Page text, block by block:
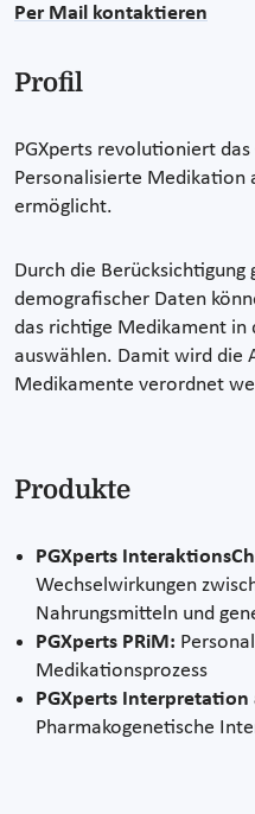
Per Mail kontaktieren
Profil
PGXperts revolutioniert
Personalisierte Medikation
ermöglicht.
Durch die Berücksichtigung
demografischer Daten
das richtige Medikament in
auswählen. Damit wird die
Medikamente verordnet
Produkte
PGXperts
Wechselwirkungen
Nahrungsmitteln und
PGXperts PRiM:
Medikationsprozess
PGXperts Interpretation
Pharmakogenetische